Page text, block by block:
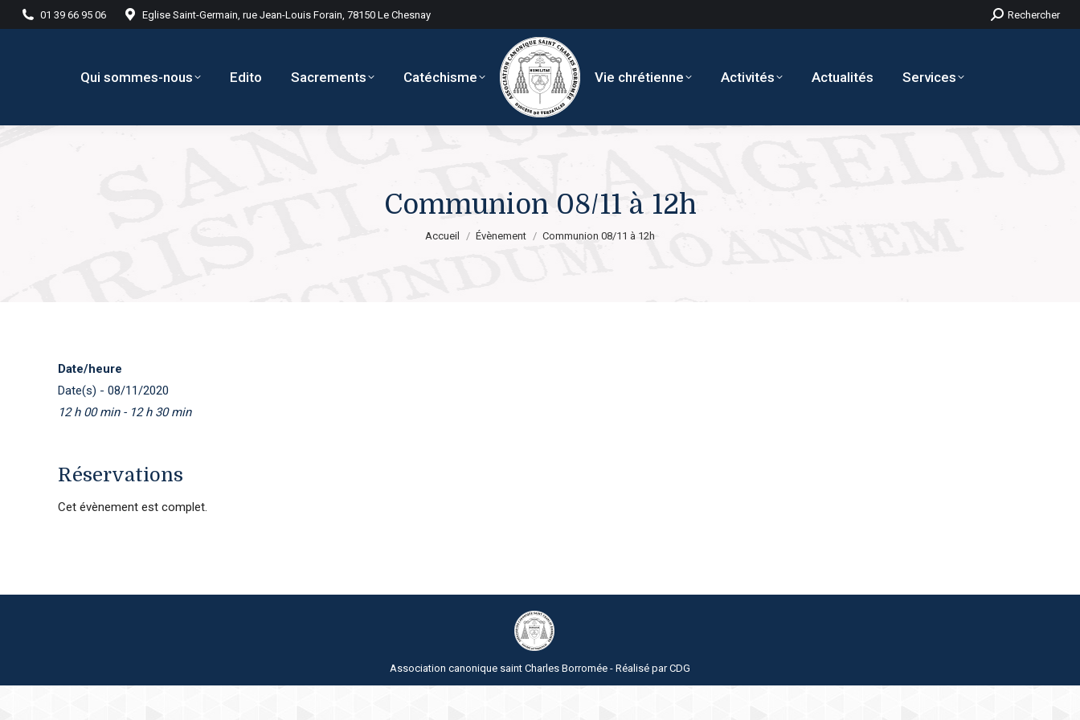
01 39 66 95 06 Eglise Saint-Germain, rue Jean-Louis Forain, 78150 Le Chesnay
Recherche
:
Rechercher
Qui sommes-nous Edito Sacrements Catéchisme Vie chrétienne Activités Actualités Services
Communion 08/11 à 12h
Vous êtes ici :
Accueil Évènement Communion 08/11 à 12h
Date/heure
Date(s) - 08/11/2020
12 h 00 min - 12 h 30 min
Réservations
Cet évènement est complet.
Association canonique saint Charles Borromée - Réalisé parCDG